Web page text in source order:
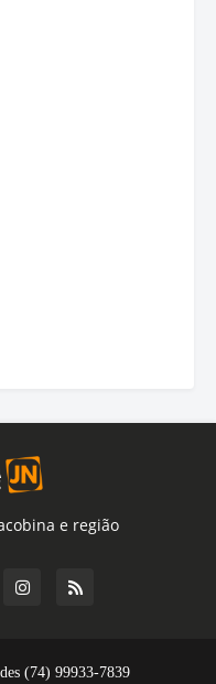
e região
(74) 99933-7839